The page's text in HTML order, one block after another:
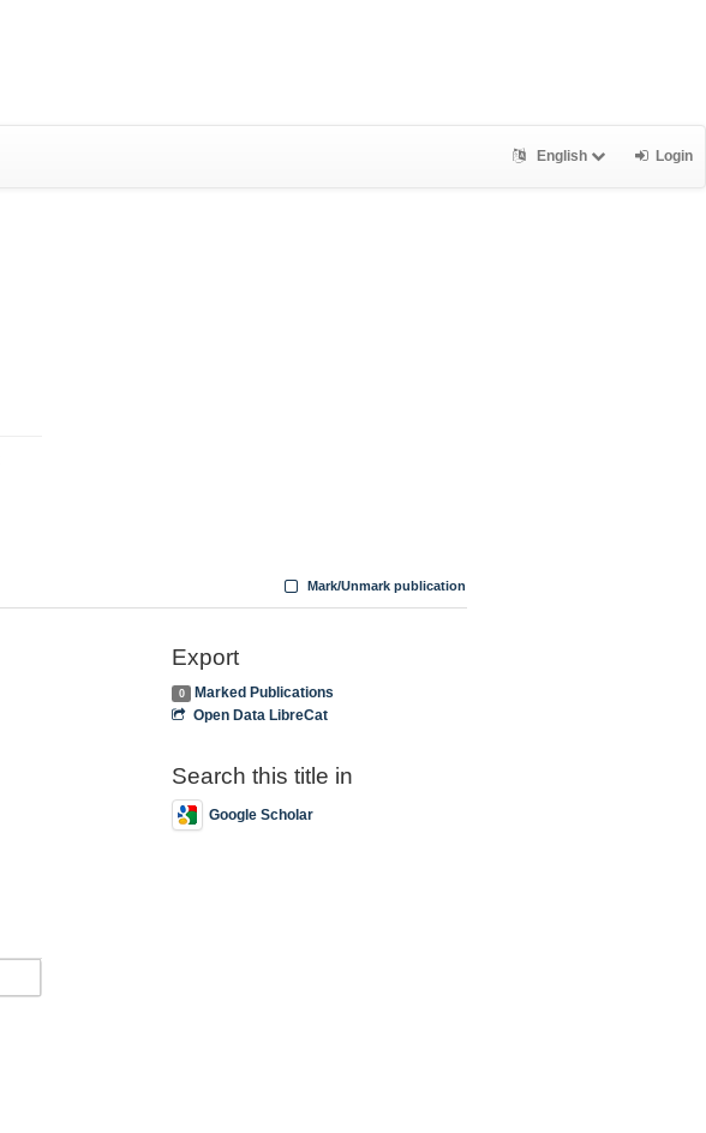
English Login
Mark/Unmark publication
Export
0
Marked Publications
Open Data LibreCat
Search this title in
Google Scholar